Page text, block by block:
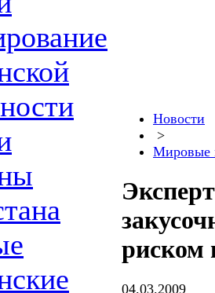
Новости
>
Мировые
риском
04.03.2009